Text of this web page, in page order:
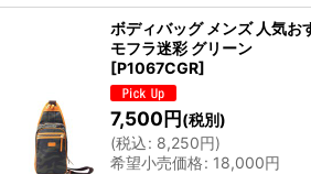
ボディバッグ メンズ 人気お
モフラ迷彩 グリーン
[P1067CGR]
7,500円(税別)
(税込: 8,250円)
希望小売価格: 18,000円